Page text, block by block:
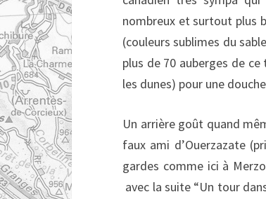
nombreux et surtout plus
(couleurs sublimes du
plus de 70 auberges de
les dunes) pour une
Un arrière goût quand
faux ami d’Ouerzazate
gardes comme ici à
avec la suite “Un tour